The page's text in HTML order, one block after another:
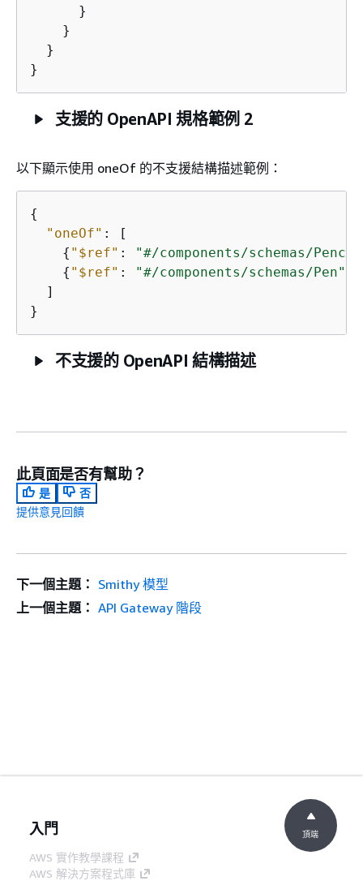
      }
    }
  }
}
支援的 OpenAPI 規格範例 2
以下顯示使用 oneOf 的不支援結構描述範例：
{
"oneOf" : [
{ "$ref" :
"#/components/schemas/
{ "$ref" : "#/components/schemas/Pen"
  ]
}
不支援的 OpenAPI 結構描述
此頁面是否有幫助？
是
否
提供意見回饋
下一個主題： Smithy 模型
上一個主題： API Gateway 階段
入門
AWS 實作教學課程
AWS 解決方案程式庫
頂端